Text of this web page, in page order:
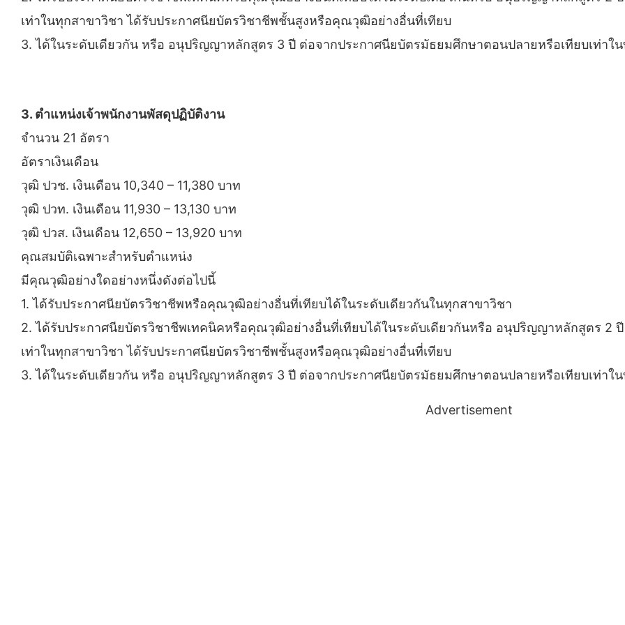
เท่าในทุกสาขาวิชา ได้รับประกาศนียบัตรวิชาชีพชั้นสูงหรือคุณวุฒิอย่างอื่นที่เทียบ
3. ได้ในระดับเดียวกัน หรือ อนุปริญญาหลักสูตร 3 ปี ต่อจากประกาศนียบัตรมัธยมศึกษาตอนปลายหรือเทียบเท่าใ
3. ตำแหน่งเจ้าพนักงานพัสดุปฏิบัติงาน
จำนวน 21 อัตรา
อัตราเงินเดือน
วุฒิ ปวช. เงินเดือน 10,340 – 11,380 บาท
วุฒิ ปวท. เงินเดือน 11,930 – 13,130 บาท
วุฒิ ปวส. เงินเดือน 12,650 – 13,920 บาท
คุณสมบัติเฉพาะสําหรับตําแหน่ง
มีคุณวุฒิอย่างใดอย่างหนึ่งดังต่อไปนี้
1. ได้รับประกาศนียบัตรวิชาชีพหรือคุณวุฒิอย่างอื่นที่เทียบได้ในระดับเดียวกันในทุกสาขาวิชา
2. ได้รับประกาศนียบัตรวิชาชีพเทคนิคหรือคุณวุฒิอย่างอื่นที่เทียบได้ในระดับเดียวกันหรือ อนุปริญญาหลักสูตร 2
เท่าในทุกสาขาวิชา ได้รับประกาศนียบัตรวิชาชีพชั้นสูงหรือคุณวุฒิอย่างอื่นที่เทียบ
3. ได้ในระดับเดียวกัน หรือ อนุปริญญาหลักสูตร 3 ปี ต่อจากประกาศนียบัตรมัธยมศึกษาตอนปลายหรือเทียบเท่าใ
Advertisement